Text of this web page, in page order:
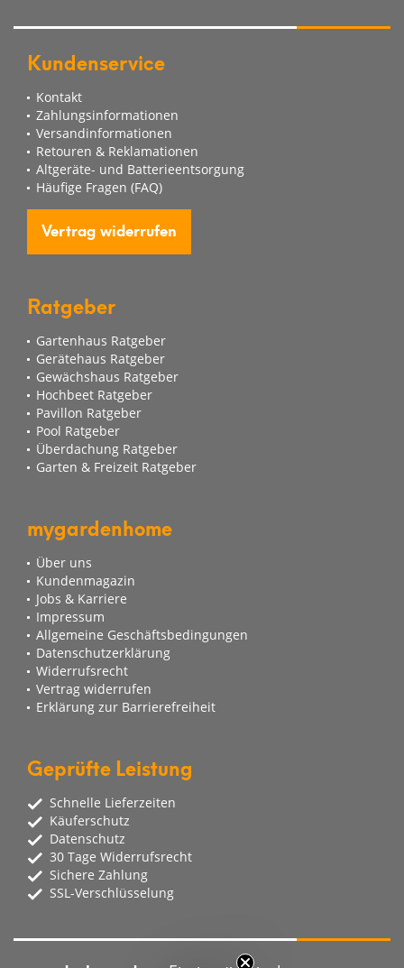
Kundenservice
Kontakt
Zahlungsinformationen
Versandinformationen
Retouren & Reklamationen
Altgeräte- und Batterieentsorgung
Häufige Fragen (FAQ)
Vertrag widerrufen
Ratgeber
Gartenhaus Ratgeber
Gerätehaus Ratgeber
Gewächshaus Ratgeber
Hochbeet Ratgeber
Pavillon Ratgeber
Pool Ratgeber
Überdachung Ratgeber
Garten & Freizeit Ratgeber
mygardenhome
Über uns
Kundenmagazin
Jobs & Karriere
Impressum
Allgemeine Geschäftsbedingungen
Datenschutzerklärung
Widerrufsrecht
Vertrag widerrufen
Erklärung zur Barrierefreiheit
Geprüfte Leistung
Schnelle Lieferzeiten
Käuferschutz
Datenschutz
30 Tage Widerrufsrecht
Sichere Zahlung
SSL-Verschlüsselung